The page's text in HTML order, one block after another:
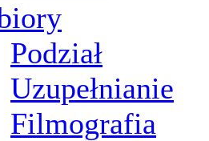
Podział
Uzupełnianie
Filmografia